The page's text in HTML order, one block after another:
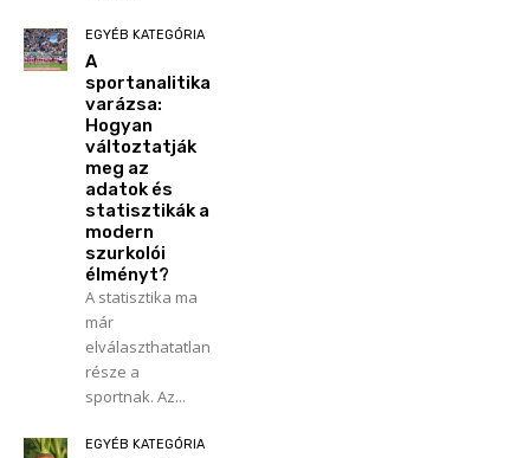
EGYÉB KATEGÓRIA
A
sportanalitika
varázsa:
Hogyan
változtatják
meg az
adatok és
statisztikák a
modern
szurkolói
élményt?
A statisztika ma
már
elválaszthatatlan
része a
sportnak. Az...
EGYÉB KATEGÓRIA